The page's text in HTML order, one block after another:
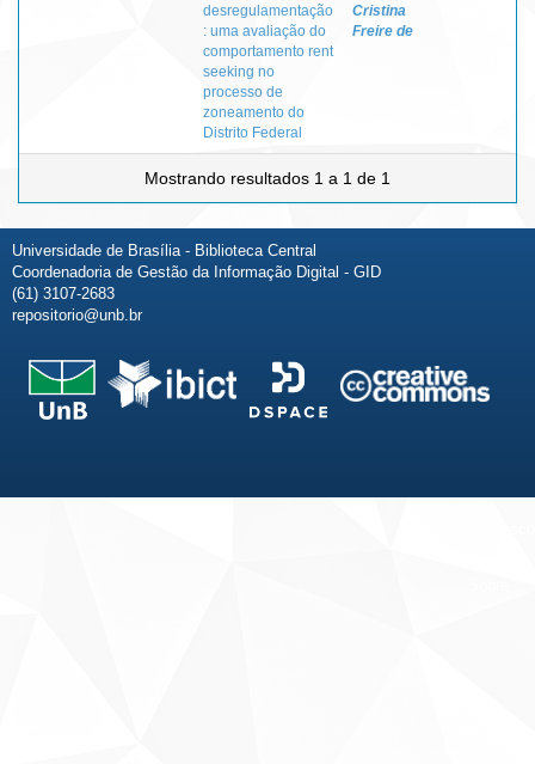
desregulamentação
: uma avaliação do
comportamento rent
seeking no
processo de
zoneamento do
Distrito Federal
Cristina
Freire de
Mostrando resultados 1 a 1 de 1
Universidade de Brasília - Biblioteca Central
Coordenadoria de Gestão da Informação Digital - GID
(61) 3107-2683
repositorio@unb.br